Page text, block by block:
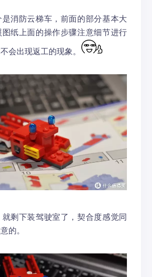
消防云梯车，前面的部分基本大
图纸上面的操作步骤注意细节进行
会出现返工的现象。
剩下装驾驶室了，契合度感觉同
的。